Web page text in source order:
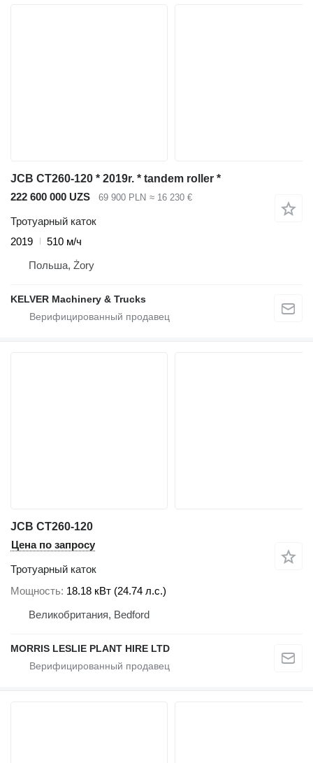
JCB CT260-120 * 2019r. * tandem roller *
222 600 000 UZS
69 900 PLN ≈ 16 230 €
Тротуарный каток
2019
510 м/ч
Польша, Żory
KELVER Machinery & Trucks
JCB CT260-120
Цена по запросу
Тротуарный каток
Мощность 18.18 кВт (24.74 л.с.)
Великобритания, Bedford
MORRIS LESLIE PLANT HIRE LTD